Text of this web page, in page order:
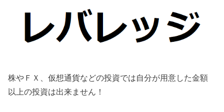
株やＦＸ、仮想通貨などの投資では自分が用意した金額
以上の投資は出来ません！